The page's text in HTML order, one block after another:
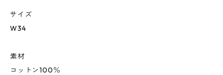
サイズ
W34
素材
コットン100％